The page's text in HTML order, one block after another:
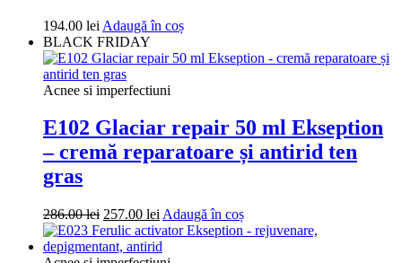
194.00 lei Adaugă în coș
BLACK FRIDAY
Acnee si imperfectiuni
E102 Glaciar repair 50 ml Ekseption
– cremă reparatoare și antirid ten
gras
286.00lei Prețul
inițial
a
257.00 lei Prețul
curent
este:
Adaugă în coș